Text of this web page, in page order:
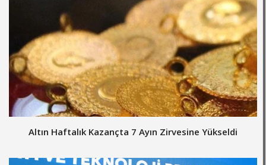
Altın Haftalık Kazançta 7 Ayın Zirvesine Yükseldi